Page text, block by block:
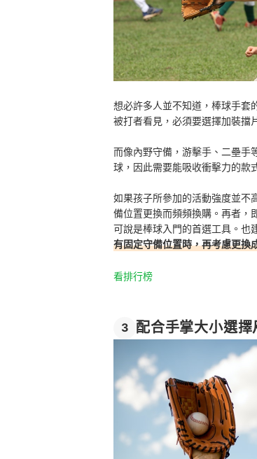
想必許多人並不知道，棒球手套
被打者看見，必須要選擇加裝擋
而像內野守備，游擊手、二壘手
球，因此需要能吸收衝擊力的款
如果孩子所參加的活動強度並不
備位置更換而頻頻換購。再者，
可說是棒球入門的首選工具。也
有固定守備位置時，再考慮更換
看排行榜
3 配合手掌大小選擇